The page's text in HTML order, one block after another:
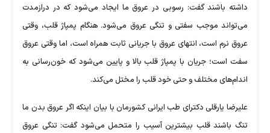
داشته باشند گفت: رسوبی در عروق ما ایجاد می‌شود که در درازمدت
می‌تواند موجب سفتی و تنگی عروق می‌شود. هنگام پمپاژ قلب، وقتی
عروق نرم است، انتهای عروق با جریانی ثابت همراه است، اما وقتی عروق
سفت است؛ جریان با پمپاژ قلب بالا و پایین می‌شود که خون‌رسانی به
اندام‌های مختلف و حتی خود قلب را مختل می‌کند.
علیرضا یارقلی دکترای طب ایرانی کشورمان با بیان اینکه اگر عروق بدن ما
تنگ باشند قلب بیشترین آسیب را متحمل می‌شود گفت: تنگی عروق